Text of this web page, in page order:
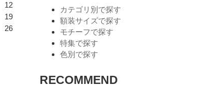
カテゴリ別で探す
額装サイズで探す
モチーフで探す
特集で探す
色別で探す
RECOMMEND
12
19
26